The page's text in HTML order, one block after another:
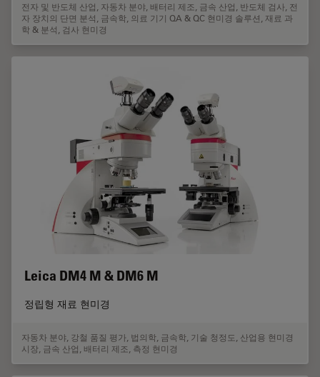
전자 및 반도체 산업, 자동차 분야, 배터리 제조, 금속 산업, 반도체 검사, 전
자 장치의 단면 분석, 금속학, 의료 기기 QA & QC 현미경 솔루션,재료 과
학 & 분석, 검사 현미경
Leica DM4 M & DM6 M
정립형 재료 현미경
자동차 분야, 강철 품질 평가, 법의학, 금속학, 기술 청정도, 산업용 현미경
시장, 금속 산업, 배터리 제조, 측정 현미경